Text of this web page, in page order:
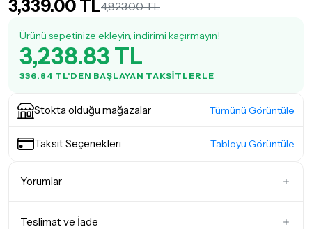
3,339.00 TL4,823.00 TL
Ürünü sepetinize ekleyin, indirimi kaçırmayın!
3,238.83 TL
336.84 TL'DEN BAŞLAYAN TAKSITLERLE
Stokta olduğu mağazalar Tümünü Görüntüle
Taksit Seçenekleri Tabloyu Görüntüle
Yorumlar
Teslimat ve İade